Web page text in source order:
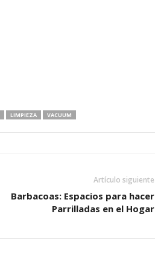
LIMPIEZA VACUUM
Artículo siguiente
Barbacoas: Espacios para hacer
Parrilladas en el Hogar